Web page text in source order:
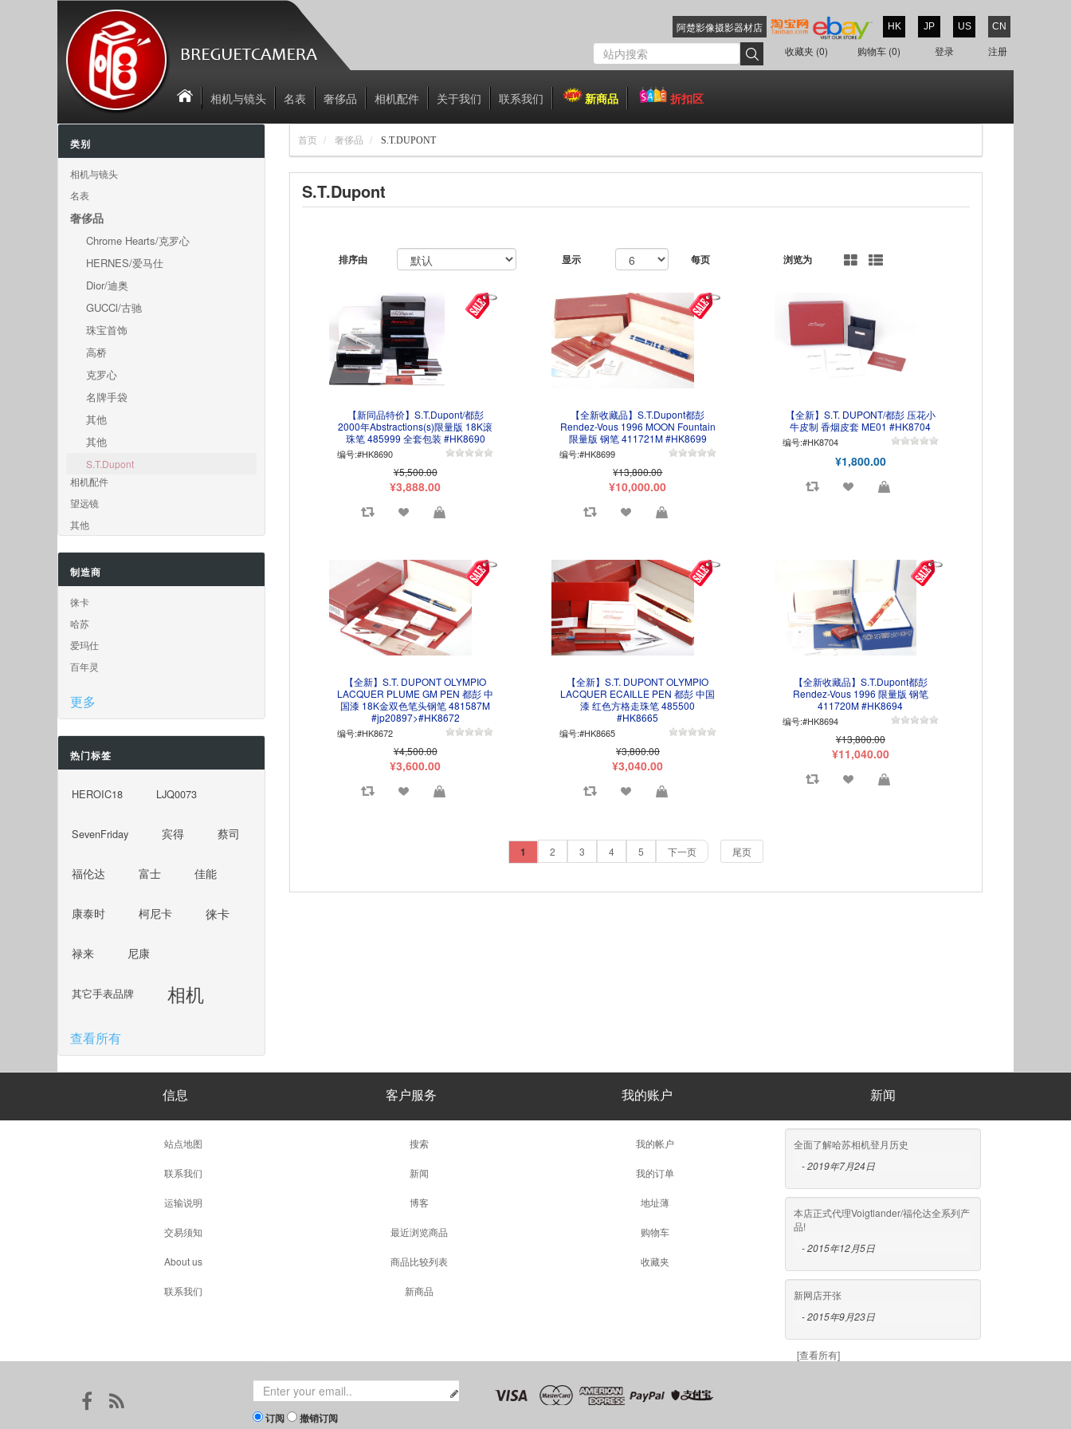
CN
US
JP
HK
阿楚影像摄影器材店
注册
登录
购物车 (0)
收藏夹 (0)
相机与镜头 名表 奢侈品 相机配件 关于我们 联系我们 新商品 折扣区
类别
相机与镜头
名表
奢侈品
Chrome Hearts/克罗心
HERNES/爱马仕
Dior/迪奥
GUCCl/古驰
珠宝首饰
高桥
克罗心
名牌手袋
其他
其他
S.T.Dupont
相机配件
望远镜
其他
制造商
徕卡
哈苏
爱玛仕
百年灵
更多
热门标签
HEROIC18 LJQ0073
SevenFriday 宾得 蔡司
福伦达 富士 佳能
康泰时 柯尼卡 徕卡
禄来 尼康
其它手表品牌 相机
查看所有
首页 奢侈品 S.T.DUPONT
S.T.Dupont
排序由 显示 每页 浏览为
【新同品特价】S.T.Dupont/都彭
2000年Abstractions(s)限量版 18K滚
珠笔 485999 全套包装 #HK8690
编号:#HK8690
¥5,500.00
¥3,888.00
【全新收藏品】S.T.Dupont都彭
Rendez-Vous 1996 MOON Fountain
限量版 钢笔 411721M #HK8699
编号:#HK8699
¥13,800.00
¥10,000.00
【全新】S.T. DUPONT/都彭 压花小
牛皮制 香烟皮套 ME01 #HK8704
编号:#HK8704
¥1,800.00
【全新】S.T. DUPONT OLYMPIO
LACQUER PLUME GM PEN 都彭 中
国漆 18K金双色笔头钢笔 481587M
#jp20897>#HK8672
编号:#HK8672
¥4,500.00
¥3,600.00
【全新】S.T. DUPONT OLYMPIO
LACQUER ECAILLE PEN 都彭 中国
漆 红色方格走珠笔 485500
#HK8665
编号:#HK8665
¥3,800.00
¥3,040.00
【全新收藏品】S.T.Dupont都彭
Rendez-Vous 1996 限量版 钢笔
411720M #HK8694
编号:#HK8694
¥13,800.00
¥11,040.00
1 2 3 4 5 下一页 尾页
信息
站点地图
联系我们
运输说明
交易须知
About us
联系我们
客户服务
搜索
新闻
博客
最近浏览商品
商品比较列表
新商品
我的账户
我的帐户
我的订单
地址薄
购物车
收藏夹
新闻
全面了解哈苏相机登月历史
- 2019年7月24日
本店正式代理Voigtlander/福伦达全系列产
品!
- 2015年12月5日
新网店开张
- 2015年9月23日
[查看所有]
订阅 撤销订阅